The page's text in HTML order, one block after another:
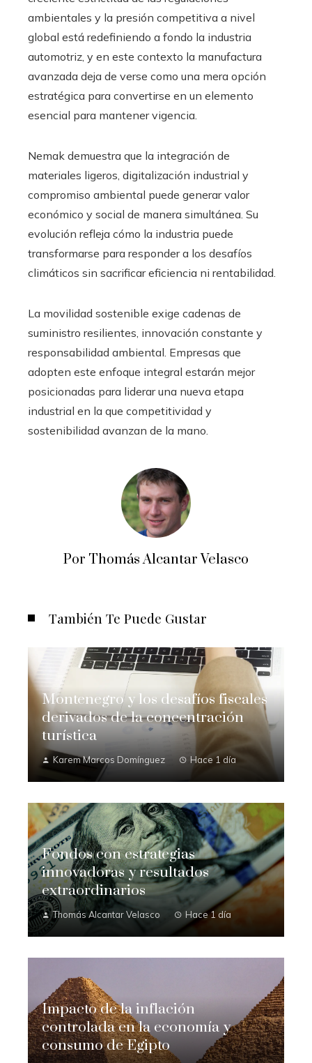
ambientales y la presión competitiva a nivel
global está redefiniendo a fondo la industria
automotriz, y en este contexto la manufactura
avanzada deja de verse como una mera opción
estratégica para convertirse en un elemento
esencial para mantener vigencia.
Nemak demuestra que la integración de
materiales ligeros, digitalización industrial y
compromiso ambiental puede generar valor
económico y social de manera simultánea. Su
evolución refleja cómo la industria puede
transformarse para responder a los desafíos
climáticos sin sacrificar eficiencia ni rentabilidad.
La movilidad sostenible exige cadenas de
suministro resilientes, innovación constante y
responsabilidad ambiental. Empresas que
adopten este enfoque integral estarán mejor
posicionadas para liderar una nueva etapa
industrial en la que competitividad y
sostenibilidad avanzan de la mano.
Por Thomás Alcantar Velasco
También Te Puede Gustar
Montenegro y los desafíos fiscales
derivados de la concentración
turística
Karem Marcos Domínguez Hace 1 día
Fondos con estrategias
innovadoras y resultados
extraordinarios
Thomás Alcantar Velasco Hace 1 día
Impacto de la inflación
controlada en la economía y
consumo de Egipto